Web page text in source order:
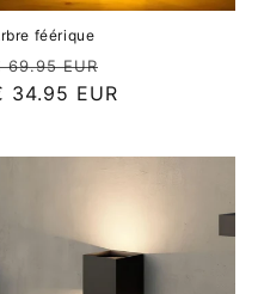
féérique
69.95 EUR
promotionnel
34.95 EUR